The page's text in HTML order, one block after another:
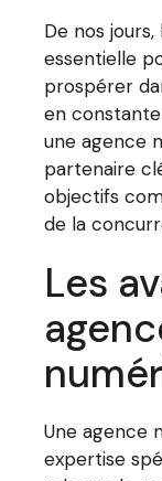
De nos
essentielle
prospérer
en constante
une agence
partenaire
objectifs
de la
Les
Une agence
expertise